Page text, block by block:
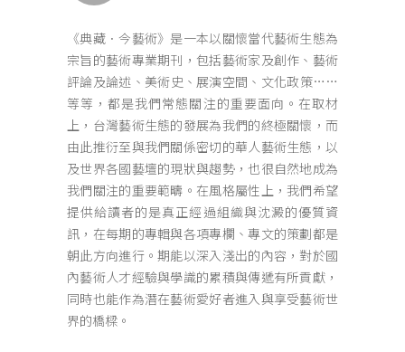
《典藏．今藝術》是一本以關懷當代藝術生態為
宗旨的藝術專業期刊，包括藝術家及創作、藝術
評論及論述、美術史、展演空間、文化政策……
等等，都是我們常態關注的重要面向。在取材
上，台灣藝術生態的發展為我們的終極關懷，而
由此推衍至與我們關係密切的華人藝術生態，以
及世界各國藝壇的現狀與趨勢，也很自然地成為
我們關注的重要範疇。在風格屬性上，我們希望
提供給讀者的是真正經過組織與沈澱的優質資
訊，在每期的專輯與各項專欄、專文的策劃都是
朝此方向進行。期能以深入淺出的內容，對於國
內藝術人才經驗與學識的累積與傳遞有所貢獻，
同時也能作為潛在藝術愛好者進入與享受藝術世
界的橋樑。